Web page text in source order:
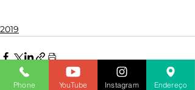
2019
Phone YouTube Instagram Endereço